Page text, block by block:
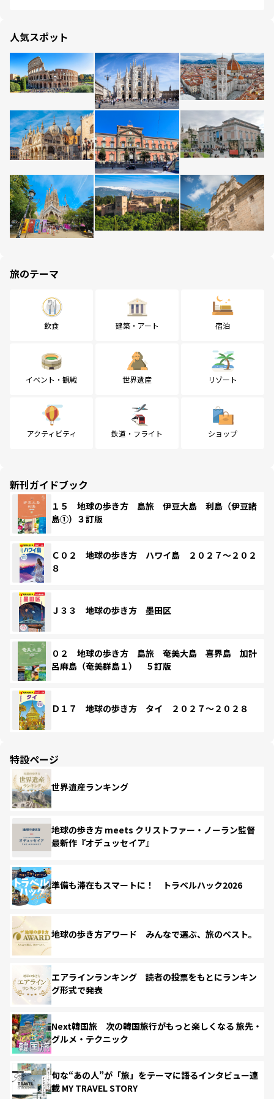
人気スポット
旅のテーマ
飲食 建築・アート 宿泊
イベント・観戦 世界遺産 リゾート
アクティビティ 鉄道・フライト ショップ
新刊ガイドブック
１５ 地球の歩き方 島旅 伊豆大島 利島（伊豆諸
島①）３訂版
Ｃ０２ 地球の歩き方 ハワイ島 ２０２７～２０２
８
Ｊ３３ 地球の歩き方 墨田区
０２ 地球の歩き方 島旅 奄美大島 喜界島 加計
呂麻島（奄美群島１） ５訂版
Ｄ１７ 地球の歩き方 タイ ２０２７～２０２８
特設ページ
世界遺産ランキング
地球の歩き方 meets クリストファー・ノーラン監督
最新作『オデュッセイア』
準備も滞在もスマートに！ トラベルハック2026
地球の歩き方アワード みんなで選ぶ、旅のベスト。
エアラインランキング 読者の投票をもとにランキン
グ形式で発表
Next韓国旅 次の韓国旅行がもっと楽しくなる 旅先・
グルメ・テクニック
旬な“あの人”が「旅」をテーマに語るインタビュー連
載 MY TRAVEL STORY